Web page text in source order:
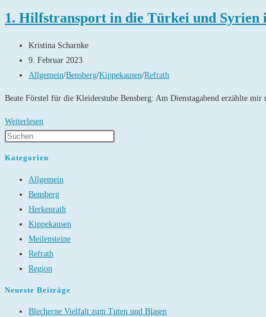
1. Hilfstransport in die Türkei und Syrien
Beitrags-
Autor:
Kristina Scharnke
Beitrag
veröffentlicht:
9. Februar 2023
Beitrags-
Allgemein/Bensberg/Kippekausen/Refrath
Beate Förstel für die Kleiderstube Bensberg: Am Dienstagabend erzählte
Weiterlesen
Türkei
und
Syrien
ist
unterwegs!
Kategorien
Allgemein
Bensberg
Herkenrath
Kippekausen
Meilensteine
Refrath
Region
Neueste Beiträge
Blecherne Vielfalt zum Tuten und Blasen